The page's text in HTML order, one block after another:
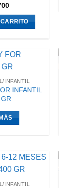
INFANTIL
INFANTIL
INFANTIL